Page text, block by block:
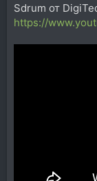
Sdrum от
https://